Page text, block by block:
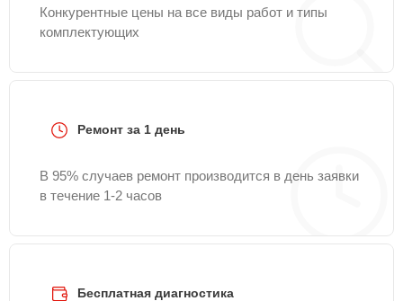
Конкурентные цены на все виды работ и типы
комплектующих
Ремонт за 1 день
В 95% случаев ремонт производится в день заявки
в течение 1-2 часов
Бесплатная диагностика